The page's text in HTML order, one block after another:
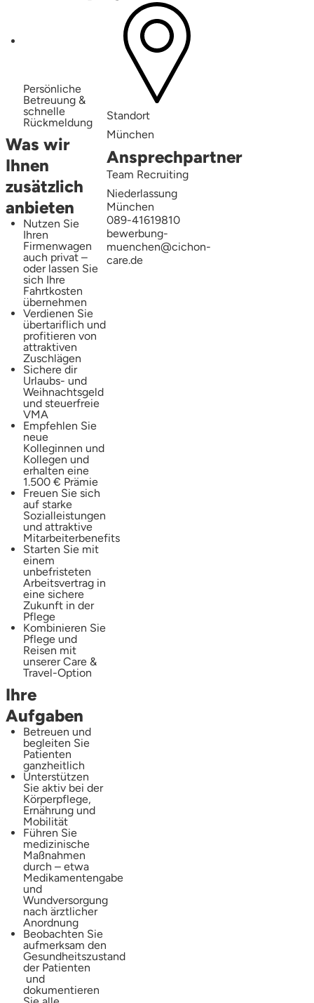
Persönliche
Betreuung &
schnelle
Rückmeldung
Was wir
Ihnen
zusätzlich
anbieten
Nutzen Sie
Ihren
Firmenwagen
auch privat –
oder lassen Sie
sich Ihre
Fahrtkosten
übernehmen
Verdienen Sie
übertariflich und
profitieren von
attraktiven
Zuschlägen
Sichere dir
Urlaubs- und
Weihnachtsgeld
und steuerfreie
VMA
Empfehlen Sie
neue
Kolleginnen und
Kollegen und
erhalten eine
1.500 € Prämie
Freuen Sie sich
auf starke
Sozialleistungen
und attraktive
Mitarbeiterbenefits
Starten Sie mit
einem
unbefristeten
Arbeitsvertrag in
eine sichere
Zukunft in der
Pflege
Kombinieren Sie
Pflege und
Reisen mit
unserer Care &
Travel-Option
Ihre
Aufgaben
Betreuen und
begleiten Sie
Patienten
ganzheitlich
Unterstützen
Sie aktiv bei der
Körperpflege,
Ernährung und
Mobilität
Führen Sie
medizinische
Maßnahmen
durch – etwa
Medikamentengabe
und
Wundversorgung
nach ärztlicher
Anordnung
Beobachten Sie
aufmerksam den
Gesundheitszustand
der Patienten
und
dokumentieren
Standort
München
Ansprechpartner
Team Recruiting
Niederlassung
München
089-41619810
bewerbung-
muenchen@cichon-
care.de